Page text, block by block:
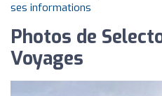
ses informations
Photos de
Voyages